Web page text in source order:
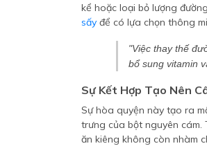
kể hoặc loại bỏ lượng
sấy để có lựa chọn thông
"Việc thay thế
bổ sung vitamin
Sự Kết Hợp Tạo Nên
Sự hòa quyện này tạo ra
trưng của bột nguyên cám.
ăn kiêng không còn nhàm